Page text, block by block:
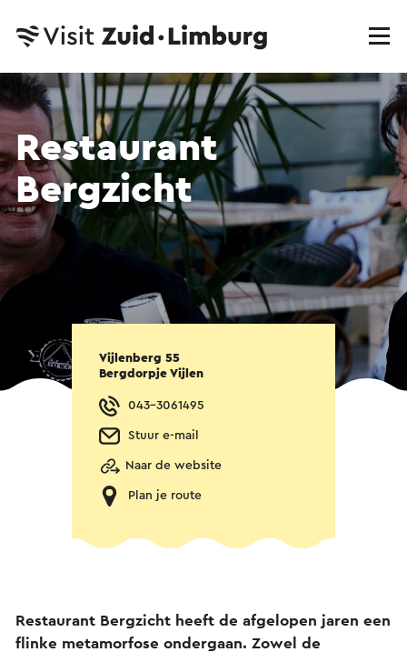
Restaurant
Bergzicht
Vijlenberg 55
Bergdorpje Vijlen
043-3061495
Stuur e-mail
Naar de website
Plan je route
Restaurant Bergzicht heeft de afgelopen jaren een
flinke metamorfose ondergaan. Zowel de